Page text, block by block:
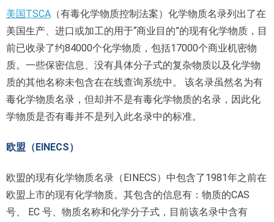
美国TSCA （有毒化学物质控制法案）化学物质名录列出了在
美国生产、进口或加工的用于“商业目的”的现有化学物质，目
前已收录了约84000个化学物质，包括17000个商业机密物
质。一些保密信息、没有具体分子式的复杂物质以及化学物
质的其他名称未包含在在线查询系统中。 该名录虽然名为有
毒化学物质名录，但却并不是有毒化学物质的名录，因此化
学物质是否有毒并不是列入此名录中的标准。
欧盟（EINECS）
欧盟的现有化学物质名录（EINECS）中包含了1981年之前在
欧盟上市的现有化学物质。其包含的信息有：物质的CAS
号、 EC 号、物质名称和化学分子式，目前该名录中含有